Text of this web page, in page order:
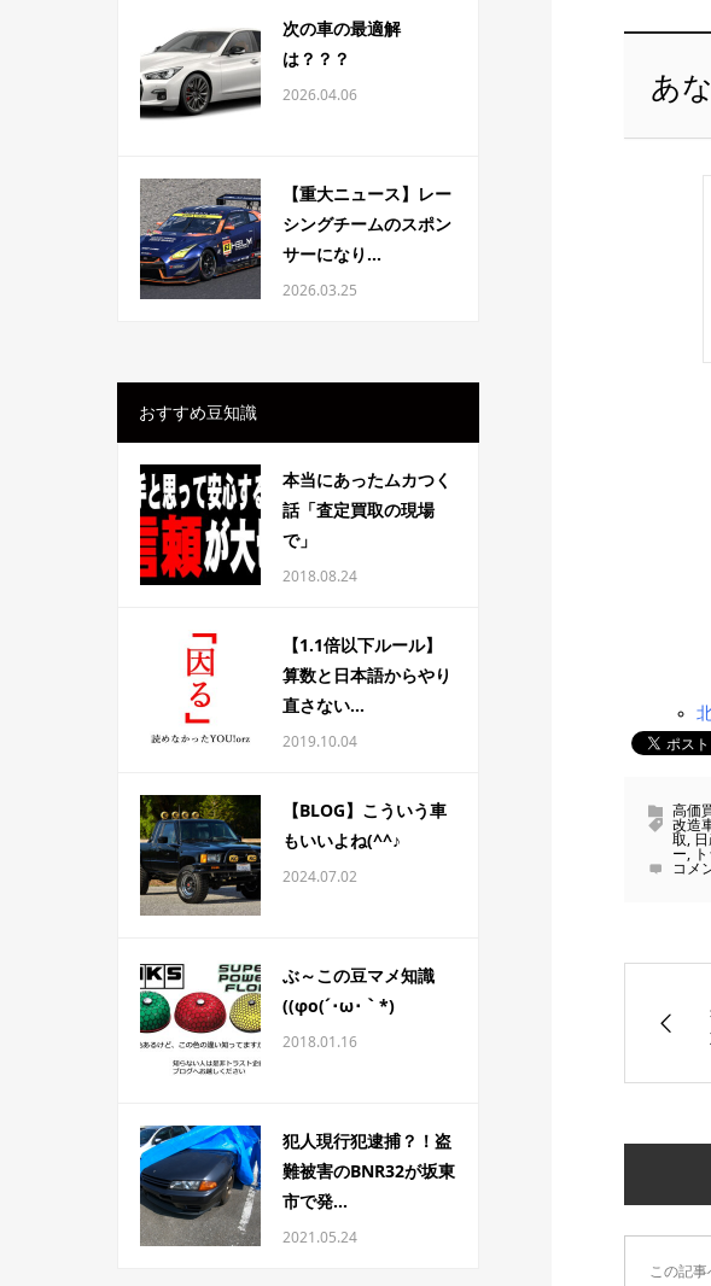
あ
高価
改造
取,
ー,
コメ
この記事
次の車の最適解
は？？？
2026.04.06
【重大ニュース】レー
シングチームのスポン
サーになり...
2026.03.25
おすすめ豆知識
本当にあったムカつく
話「査定買取の現場
で」
2018.08.24
【1.1倍以下ルール】
算数と日本語からやり
直さない...
2019.10.04
【BLOG】こういう車
もいいよね(^^♪
2024.07.02
ぶ～この豆マメ知識
((φo(´･ω･｀*)
2018.01.16
犯人現行犯逮捕？！盗
難被害のBNR32が坂東
市で発...
2021.05.24